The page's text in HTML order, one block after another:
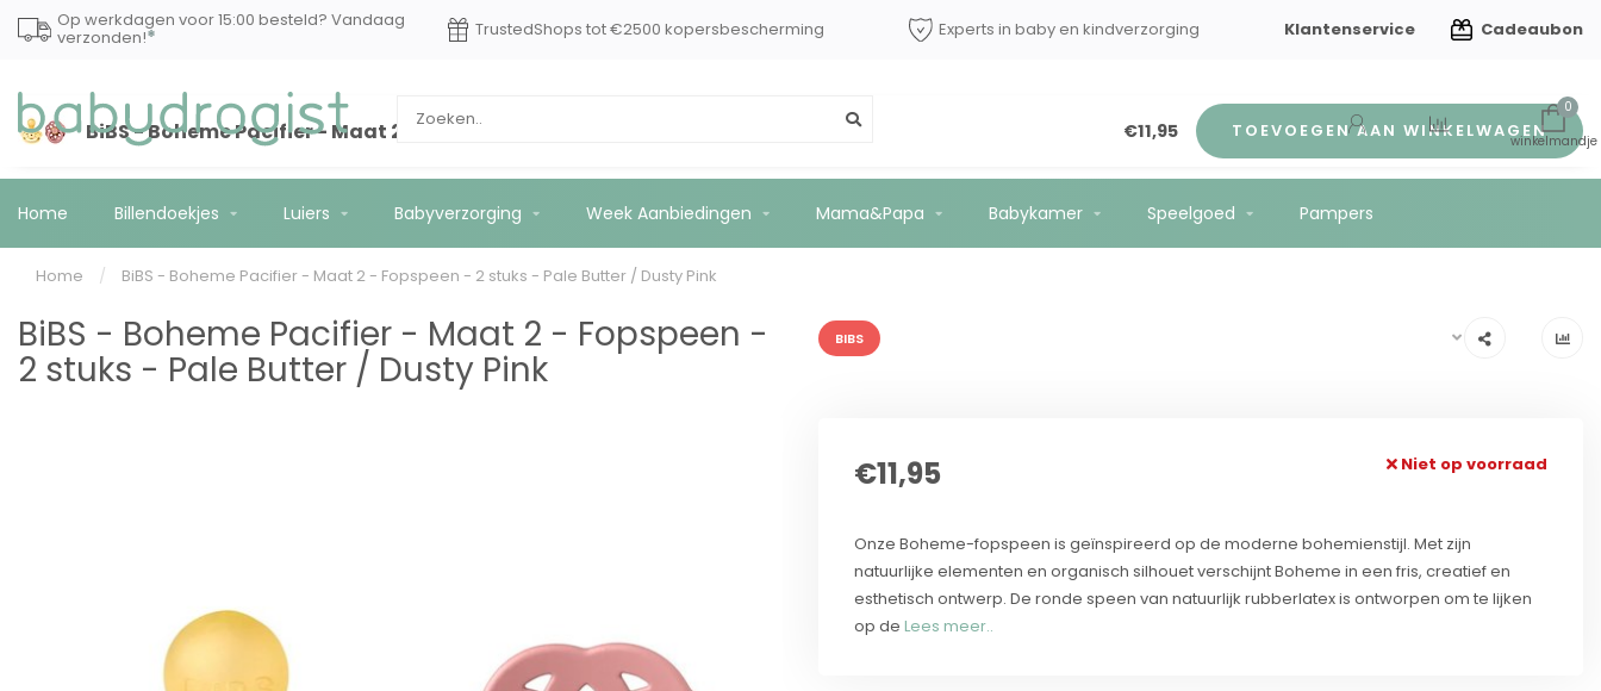
Op werkdagen voor 15:00 besteld? Vandaag
verzonden!* TrustedShops tot €2500 kopersbescherming Experts in baby en kindverzorging Gratis verzending vanaf €75
Klantenservice Cadeaubon
0
Home Billendoekjes Luiers Babyverzorging Week Aanbiedingen Mama&Papa Babykamer Speelgoed Pampers
Home / BiBS - Boheme Pacifier - Maat 2 - Fopspeen - 2 stuks - Pale Butter / Dusty Pink
BiBS - Boheme Pacifier - Maat 2 - Fopspeen - 2 stuks - Pale Butter / Dusty Pink €11,95 TOEVOEGEN AAN WINKELWAGEN
BiBS - Boheme Pacifier - Maat 2 - Fopspeen -
2 stuks - Pale Butter / Dusty Pink
BIBS
€11,95 Niet op voorraad
Onze Boheme-fopspeen is geïnspireerd op de moderne bohemienstijl. Met zijn
natuurlijke elementen en organisch silhouet verschijnt Boheme in een fris, creatief en
esthetisch ontwerp. De ronde speen van natuurlijk rubberlatex is ontworpen om te lijken
op de Lees meer..